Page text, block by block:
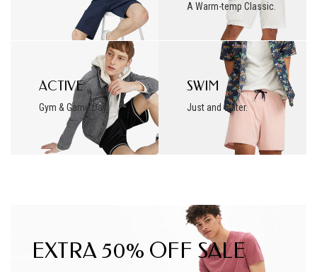
A Warm-temp Classic.
ACTIVE
Gym & Game Day.
SWIM
Just and water.
EXTRA 50% OFF SALE